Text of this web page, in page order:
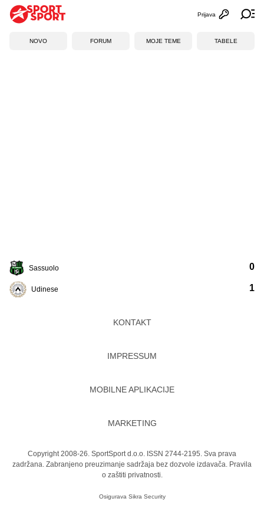
Otvori
Prijava
NOVO FORUM MOJE TEME TABELE
Sassuolo
Udinese
0
1
KONTAKT
IMPRESSUM
MOBILNE APLIKACIJE
MARKETING
Copyright 2008-26. SportSport d.o.o. ISSN 2744-2195. Sva prava
zadržana. Zabranjeno preuzimanje sadržaja bez dozvole izdavača. Pravila
o zaštiti privatnosti.
Osigurava Sikra Security